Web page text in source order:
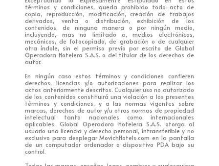
términos y condiciones, queda prohibido todo acto de
copia, reproducción, modificación, creación de trabajos
derivados, venta o distribución, exhibición de los
contenidos, de ninguna manera o por ningún medio,
incluyendo, mas no limitado a, medios electrónicos,
mecánicos, de fotocopiado, de grabación o de cualquier
otra índole, sin el permiso previo por escrito de Global
Operadora Hotelera S.A.S. o del titular de los derechos de
autor.
En ningún caso estos términos y condiciones confieren
derechos, licencias y/o autorizaciones para realizar los
actos anteriormente descritos. Cualquier uso no autorizado
de los contenidos constituirá una violación a los presentes
términos y condiciones, y a las normas vigentes sobre
marcas, derechos de autor y/u otras normas de propiedad
intelectual tanto nacionales como internacionales
aplicables. Global Operadora Hotelera S.A.S. otorga al
usuario una licencia y derecho personal, intransferible y no
exclusivo para desplegar MovichHotels.com en la pantalla
de un computador ordenador o dispositivo PDA bajo su
control.